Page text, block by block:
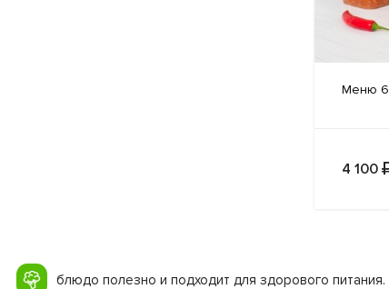
Меню 6
4 100
блюдо полезно и подходит для здорового питания.